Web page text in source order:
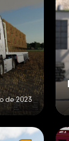
de 2023